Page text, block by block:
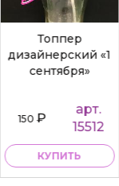
Топпер
дизайнерский «1
сентября»
150₽
арт.
15512
КУПИТЬ